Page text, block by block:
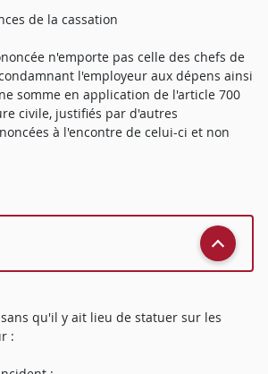
de la cassation
n'emporte pas celle des chefs de
l'employeur aux dépens ainsi
somme en application de l'article 700
civile, justifiés par d'autres
à l'encontre de celui-ci et non
sans qu'il y ait lieu de statuer sur les
: